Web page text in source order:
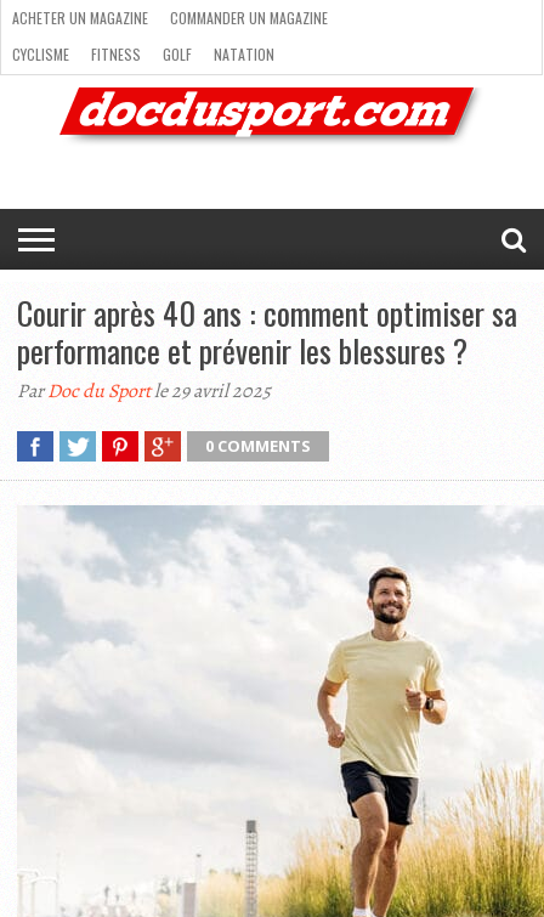
ACHETER
MAGAZINE
COMMANDER
UN
MAGAZINE
CYCLISME
FITNESS
GOLF
NATATION
RANDONNÉE
RUNNING
SKI
TRAIL
RUNNING
TRIATHLON
VOILE
NEWSLETTER
MAG’
EN
LIGNE
NOUS
CONTACTER
ACHETER UN MAGAZINE
COMMANDER UN MAGAZINE
CYCLISME
FITNESS GOLF
NATATION
RANDONNÉE
RUNNING SKI
TRAIL RUNNING
TRIATHLON
VOILE NEWSLETTER
MAG’ EN LIGNE
Courir après 40 ans : comment optimiser sa
performance et prévenir les blessures ?
ParDoc du Sportle 29 avril 2025
0 COMMENTS